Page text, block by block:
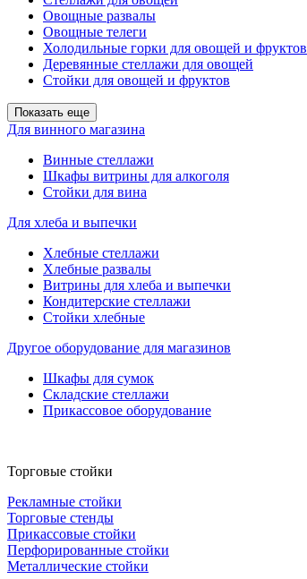
Овощные развалы
Овощные телеги
Холодильные горки для овощей и фруктов
Деревянные стеллажи для овощей
Стойки для овощей и фруктов
Показать еще
Для винного магазина
Винные стеллажи
Шкафы витрины для алкоголя
Стойки для вина
Для хлеба и выпечки
Хлебные стеллажи
Хлебные развалы
Витрины для хлеба и выпечки
Кондитерские стеллажи
Стойки хлебные
Другое оборудование для магазинов
Шкафы для сумок
Складские стеллажи
Прикассовое оборудование
Торговые стойки
Рекламные стойки
Торговые стенды
Прикассовые стойки
Перфорированные стойки
Металлические стойки